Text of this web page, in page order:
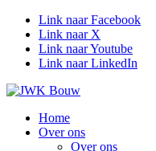
Link naar Facebook
Link naar X
Link naar Youtube
Link naar LinkedIn
Home
Over ons
Over ons